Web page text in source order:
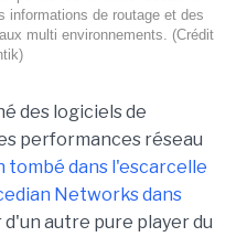
informations de routage et des
multi environnements. (Crédit
des logiciels de
performances réseau
tombé dans l'escarcelle
Networks dans
d'un autre pure player du